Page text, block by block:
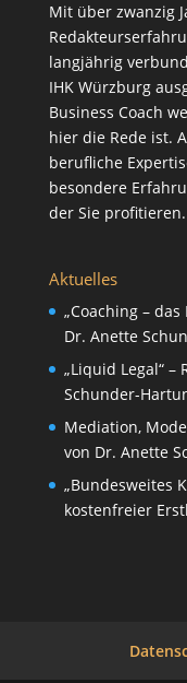
Mit über zwanzig
langjährig
IHK Würzburg
Business Coach
hier die Rede ist.
berufliche
besondere
der Sie profitieren.
Aktuelles
„Coaching –
Dr. Anette
„Liquid Legal“ –
Schunder-
Mediation,
von Dr. Anette
„Bundesweites
kostenfreier